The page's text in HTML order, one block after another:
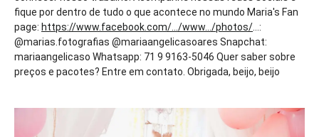
fique por dentro de tudo o que acontece no mundo Maria's Fan
page: https://www.facebook.com/.../www.../photos/ ...:
@marias.fotografias @mariaangelicasoares Snapchat:
mariaangelicaso Whatsapp: 71 9 9163-5046 Quer saber sobre
preços e pacotes? Entre em contato. Obrigada, beijo, beijo